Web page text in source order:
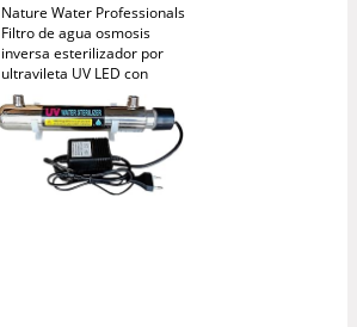
Nature Water Professionals
Filtro de agua osmosis
inversa esterilizador por
ultravileta UV LED con
control de flujo intelgiente
Premium